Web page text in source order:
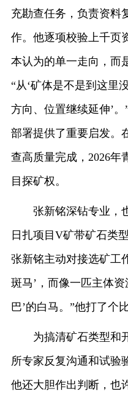
充勘查任务，负责资料
作。他逐项校验上千页
本认为的单一走向，而
“从‘矿体是不是到这里
方向、位置继续延伸’
部署提供了重要启发。
查高质量完成，2026年
目探矿权。
张新铭深钻专业，也
日扎项目V矿带矿石类
张新铭主动对接选矿工
斑马’，而像一匹主体
巴’的白马。”他打了个比
为搞清矿石类型和开
所专家反复沟通和试验
他还大胆作出判断，也